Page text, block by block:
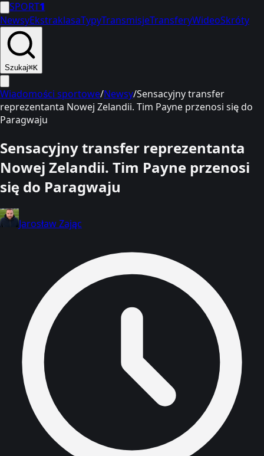
SPORT1
NewsyEkstraklasaTypyTransmisjeTransferyWideoSkróty
Szukaj⌘K
Wiadomości sportowe/Newsy/Sensacyjny transfer
reprezentanta Nowej Zelandii. Tim Payne przenosi się do
Paragwaju
Sensacyjny transfer reprezentanta
Nowej Zelandii. Tim Payne przenosi
się do Paragwaju
Jarosław Zając